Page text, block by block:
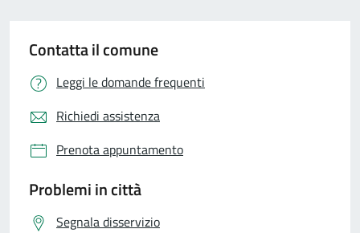
Contatta il comune
Leggi le domande frequenti
Richiedi assistenza
Prenota appuntamento
Problemi in città
Segnala disservizio